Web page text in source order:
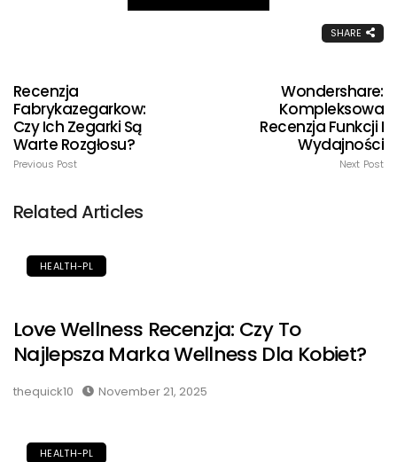
SHARE
Recenzja
Fabrykazegarkow:
Czy Ich Zegarki Są
Warte Rozgłosu?
Previous Post
Wondershare:
Kompleksowa
Recenzja Funkcji I
Wydajności
Next Post
Related Articles
HEALTH-PL
Love Wellness Recenzja: Czy To
Najlepsza Marka Wellness Dla Kobiet?
thequick10 November 21, 2025
HEALTH-PL